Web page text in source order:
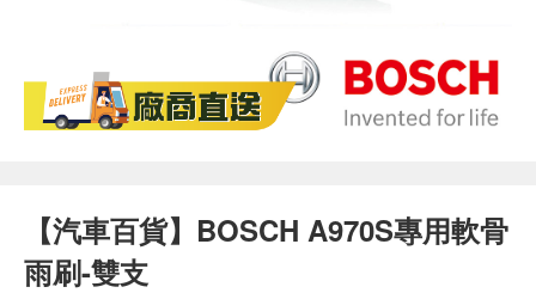
【汽車百貨】BOSCH A970S專用軟骨
雨刷-雙支